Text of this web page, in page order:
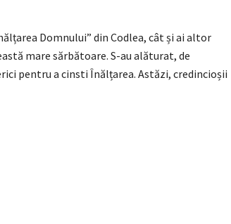
Domnului” din Codlea, cât și ai altor
mare sărbătoare. S-au alăturat, de
pentru a cinsti Înălțarea. Astăzi, credincioșii